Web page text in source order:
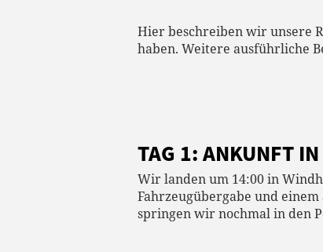
Hier beschreiben wir unsere
haben. Weitere ausführliche
TAG 1: ANKUNFT
Wir landen um 14:00 in
Fahrzeugübergabe und
springen wir nochmal in den